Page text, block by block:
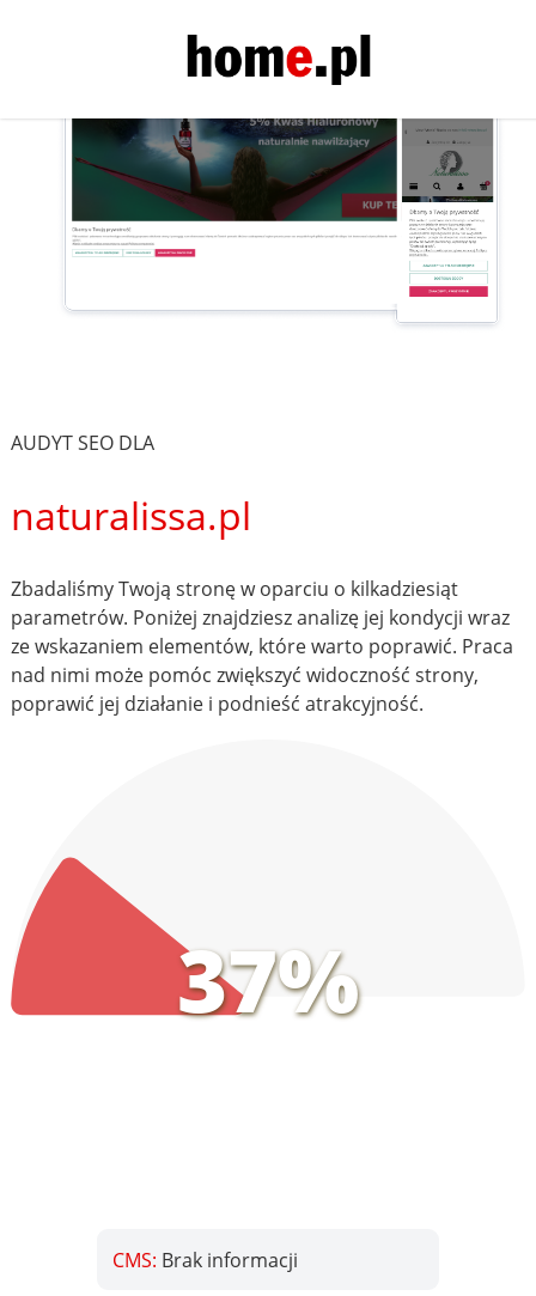
AUDYT SEO DLA
naturalissa.pl
Zbadaliśmy Twoją stronę w oparciu o kilkadziesiąt
parametrów. Poniżej znajdziesz analizę jej kondycji wraz
ze wskazaniem elementów, które warto poprawić. Praca
nad nimi może pomóc zwiększyć widoczność strony,
poprawić jej działanie i podnieść atrakcyjność.
37%
CMS: Brak informacji